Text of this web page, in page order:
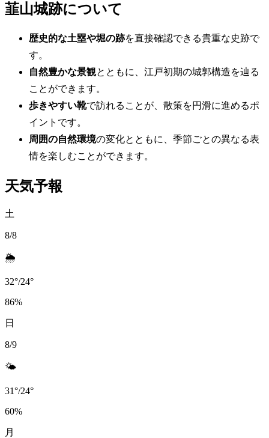
韮山城跡について
歴史的な土塁や堀の跡を直接確認できる貴重な史跡で
す。
自然豊かな景観とともに、江戸初期の城郭構造を辿る
ことができます。
歩きやすい靴で訪れることが、散策を円滑に進めるポ
イントです。
周囲の自然環境の変化とともに、季節ごとの異なる表
情を楽しむことができます。
天気予報
土
8/8
🌦️
32°/24°
86%
日
8/9
🌤️
31°/24°
60%
月